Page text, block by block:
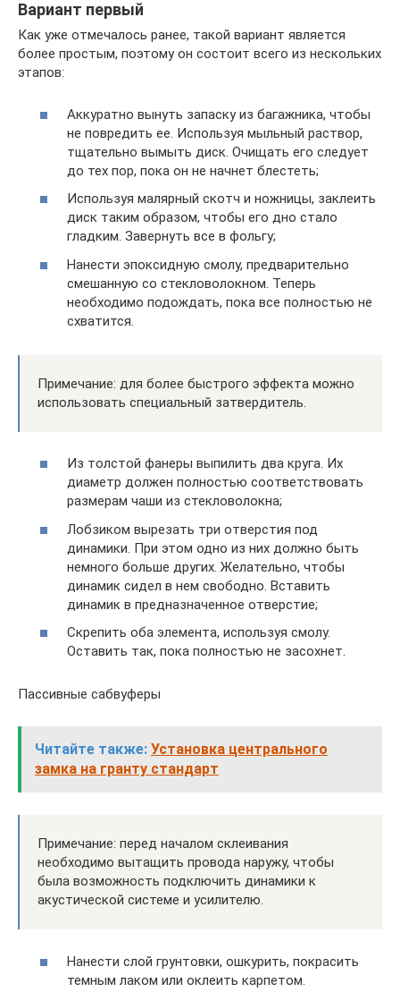
Вариант первый
Как уже отмечалось ранее, такой вариант является
более простым, поэтому он состоит всего из нескольких
этапов:
Аккуратно вынуть запаску из багажника, чтобы
не повредить ее. Используя мыльный раствор,
тщательно вымыть диск. Очищать его следует
до тех пор, пока он не начнет блестеть;
Используя малярный скотч и ножницы, заклеить
диск таким образом, чтобы его дно стало
гладким. Завернуть все в фольгу;
Нанести эпоксидную смолу, предварительно
смешанную со стекловолокном. Теперь
необходимо подождать, пока все полностью не
схватится.
Примечание: для более быстрого эффекта можно
использовать специальный затвердитель.
Из толстой фанеры выпилить два круга. Их
диаметр должен полностью соответствовать
размерам чаши из стекловолокна;
Лобзиком вырезать три отверстия под
динамики. При этом одно из них должно быть
немного больше других. Желательно, чтобы
динамик сидел в нем свободно. Вставить
динамик в предназначенное отверстие;
Скрепить оба элемента, используя смолу.
Оставить так, пока полностью не засохнет.
Пассивные сабвуферы
Читайте также: Установка центрального
замка на гранту стандарт
Примечание: перед началом склеивания
необходимо вытащить провода наружу, чтобы
была возможность подключить динамики к
акустической системе и усилителю.
Нанести слой грунтовки, ошкурить, покрасить
темным лаком или оклеить карпетом.